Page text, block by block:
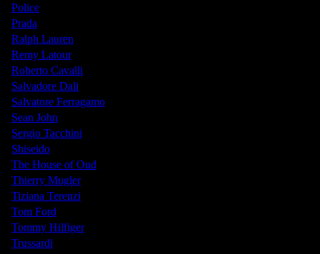
Police
Prada
Ralph Lauren
Remy Latour
Roberto Cavalli
Salvadore Dali
Salvatore Ferragamo
Sean John
Sergio Tacchini
Shiseido
The House of Oud
Thierry Mugler
Tiziana Terenzi
Tom Ford
Tommy Hilfiger
Trussardi